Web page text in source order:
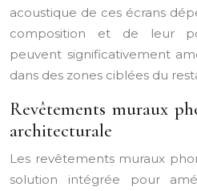
acoustique de ces écrans
composition et de leur
peuvent significativement
dans des zones ciblées du
Revêtements muraux
architecturale
Les revêtements muraux
solution intégrée pour